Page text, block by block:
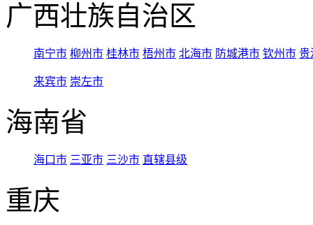
广西壮族自治区
南宁市 柳州市 桂林市 梧州市 北海市 防城港市 钦州市 贵
来宾市 崇左市
海南省
海口市 三亚市 三沙市 直辖县级
重庆